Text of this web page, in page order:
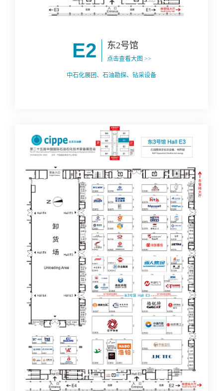
E2 东2号馆
点击查看大图 >>
中石化展团、石油勘探、钻采设备